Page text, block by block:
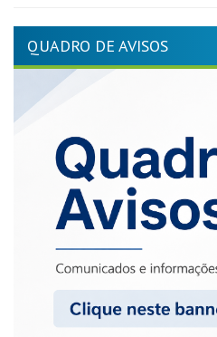
QUADRO DE AVISOS